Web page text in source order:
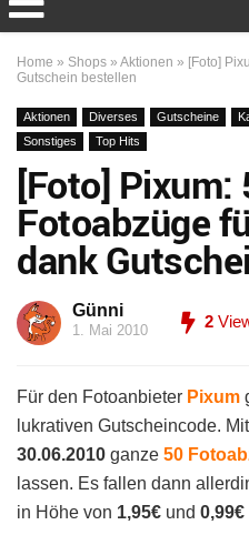
Home » Shops » Aktionen » [Foto]
Gutschein bestellen
Aktionen Diverses Gutscheine
Sonstiges
Top Hits
[Foto] Pixum:
Fotoabzüge
dank
Günni
1. Mai 2010 2
Für den Fotoanbieter Pixum
lukrativen Gutscheincode.
30.06.2010 ganze 50
lassen. Es fallen dann
in Höhe von 1,95€ und